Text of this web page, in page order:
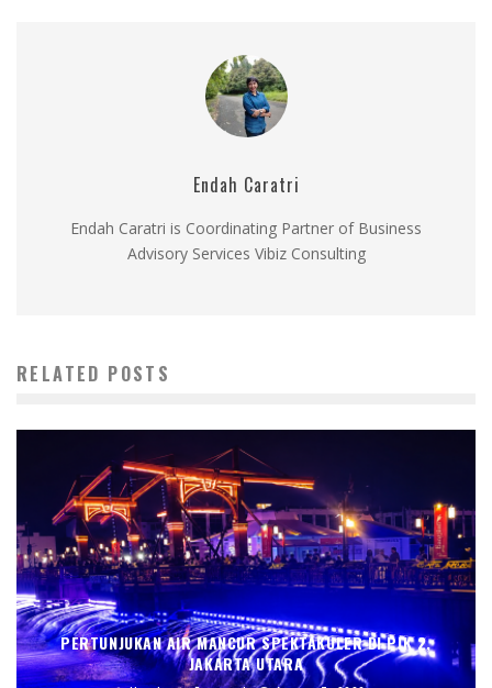
Endah Caratri
Endah Caratri is Coordinating Partner of Business
Advisory Services Vibiz Consulting
RELATED POSTS
PERTUNJUKAN AIR MANCUR SPEKTAKULER DI PIK 2,
JAKARTA UTARA